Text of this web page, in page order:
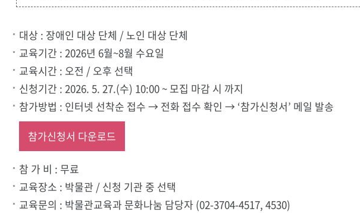
대상 : 장애인 대상 단체 / 노인 대상 단체
교육기간 : 2026년 6월~8월 수요일
교육시간 : 오전 / 오후 선택
신청기간 : 2026. 5. 27.(수) 10:00 ~ 모집 마감 시 까지
참가방법 : 인터넷 선착순 접수 → 전화 접수 확인 → ‘참가신청서’ 메일 발송
참가신청서 다운로드
참 가 비 : 무료
교육장소 : 박물관 / 신청 기관 중 선택
교육문의 : 박물관교육과 문화나눔 담당자 (02-3704-4517, 4530)